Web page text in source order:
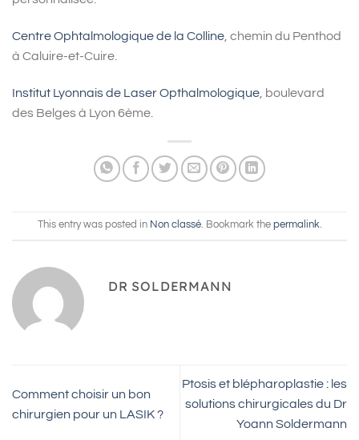
Centre Ophtalmologique de la Colline , chemin du Penthod
à Caluire-et-Cuire.
Institut Lyonnais de Laser Opthalmologique , boulevard
des Belges à Lyon 6ème.
This entry was posted in Non classé. Bookmark the permalink.
DR SOLDERMANN
Comment choisir un bon
chirurgien pour un LASIK ?
Ptosis et blépharoplastie : les
solutions chirurgicales du Dr
Yoann Soldermann